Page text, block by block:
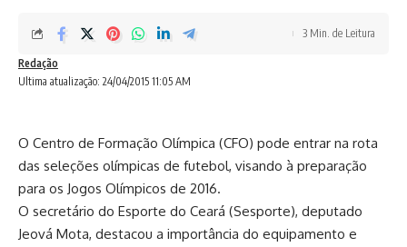
Ultima atualização: 24/04/2015 11:05 AM
Redação
3 Min. de Leitura
O Centro de Formação Olímpica (CFO) pode entrar na rota
das seleções olímpicas de futebol, visando à preparação
para os Jogos Olímpicos de 2016.
O secretário do Esporte do Ceará (Sesporte), deputado
Jeová Mota, destacou a importância do equipamento e